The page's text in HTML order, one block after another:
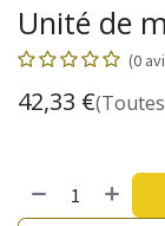
Unité de
(0
42,33 €